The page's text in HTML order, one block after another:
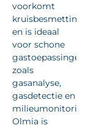
voorkomt
kruisbesmetting
en is ideaal
voor schone
gastoepassingen
zoals
gasanalyse,
gasdetectie en
milieumonitoring.
Olmia is